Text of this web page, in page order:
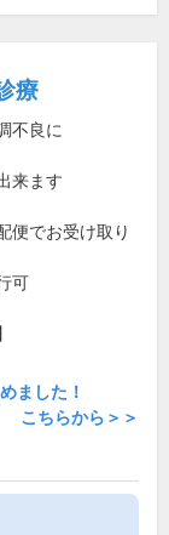
療
不良に
来ます
便でお受け取り
可
ました！
こちらから＞＞